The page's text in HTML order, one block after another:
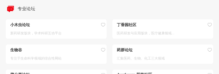
专业论坛
小木虫论坛
新药研发版块，学术科研互动平台
丁香园社区
医药研发与应用版块，医疗健康领域...
生物谷
专注于生命科学领域的综合性网站
药群论坛
汇集医药、生物、化工三大领域